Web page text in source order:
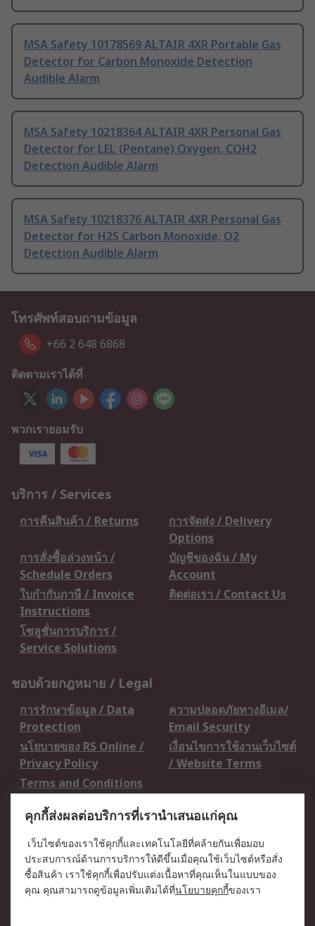
MSA Safety 10178569 ALTAIR 4XR Portable Gas
Detector for Carbon Monoxide Detection
Audible Alarm
MSA Safety 10218364 ALTAIR 4XR Personal Gas
Detector for LEL (Pentane) Oxygen, COH2
Detection Audible Alarm
MSA Safety 10218376 ALTAIR 4XR Personal Gas
Detector for H2S Carbon Monoxide, O2
Detection Audible Alarm
โทรศัพท์สอบถามข้อมูล
+66 2 648 6868
ติดตามเราได้ที่
พวกเรายอมรับ
บริการ / Services
การคืนสินค้า / Returns
การจัดส่ง / Delivery
Options
การสั่งซื้อล่วงหน้า /
Schedule Orders
บัญชีของฉัน / My
Account
ใบกำกับภาษี / Invoice
Instructions
ติดต่อเรา / Contact Us
โซลูชั่นการบริการ /
Service Solutions
ชอบด้วยกฎหมาย / Legal
การรักษาข้อมูล / Data
Protection
ความปลอดภัยทางอีเมล/
Email Security
นโยบายของ RS Online /
Privacy Policy
เงื่อนไขการใช้งานเว็บไซต์
/ Website Terms
Terms and Conditions
เกี่ยวกับ RS / About RS
RS ทั่วโลก / RS
Worldwide
ข่าวประชาสัมพันธ์ / Press
Centre
บริษัทในเครือ RS /
วิธีการชำระเงิน /
คุกกี้ส่งผลต่อบริการที่เรานำเสนอแก่คุณ
เว็บไซต์ของเราใช้คุกกี้และเทคโนโลยีที่คล้ายกันเพื่อมอบ
ประสบการณ์ด้านการบริการให้ดีขึ้นเมื่อคุณใช้เว็บไซต์หรือสั่ง
ซื้อสินค้า เราใช้คุกกี้เพื่อปรับแต่งเนื้อหาที่คุณเห็นในแบบของ
คุณ คุณสามารถดูข้อมูลเพิ่มเติมได้ที่นโยบายคุกกี้ของเรา